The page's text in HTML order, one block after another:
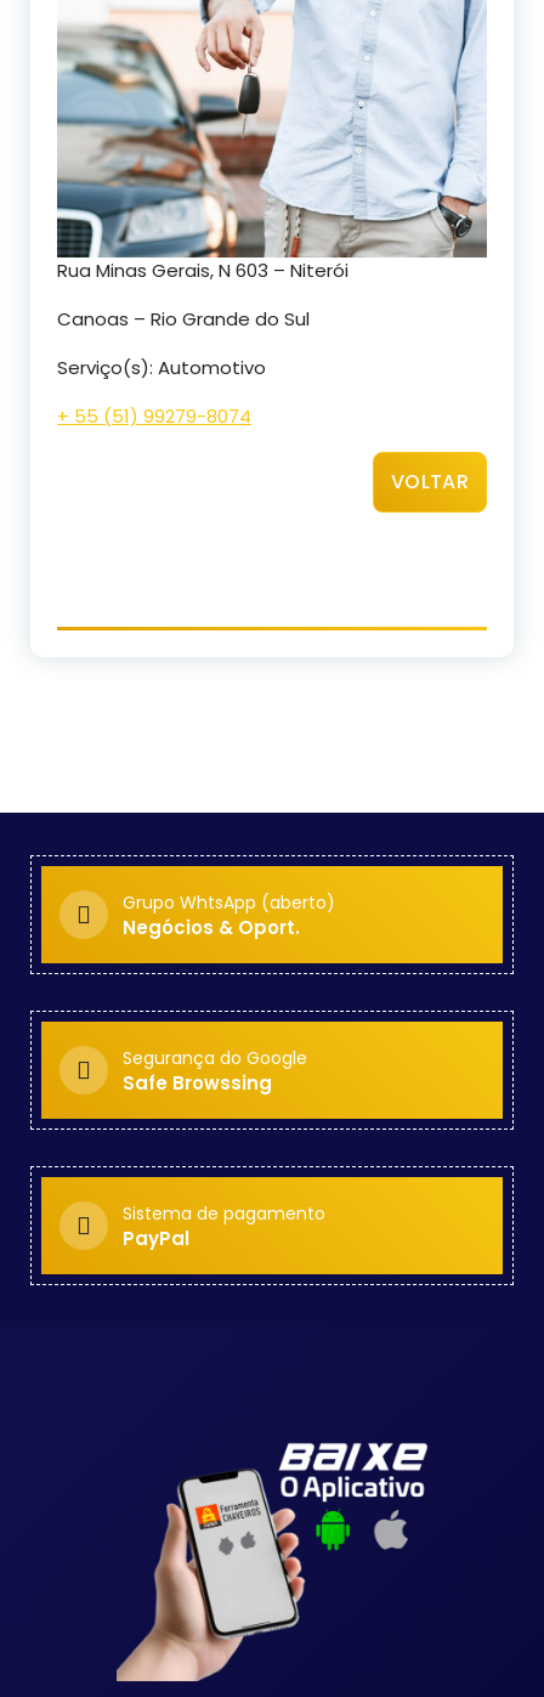
Rua Minas Gerais, N 603 – Niterói
Canoas – Rio Grande do Sul
Serviço(s): Automotivo
+ 55 (51) 99279-8074
VOLTAR
Grupo WhtsApp (aberto)
Negócios & Oport.
Segurança do Google
Safe Browssing
Sistema de pagamento
PayPal